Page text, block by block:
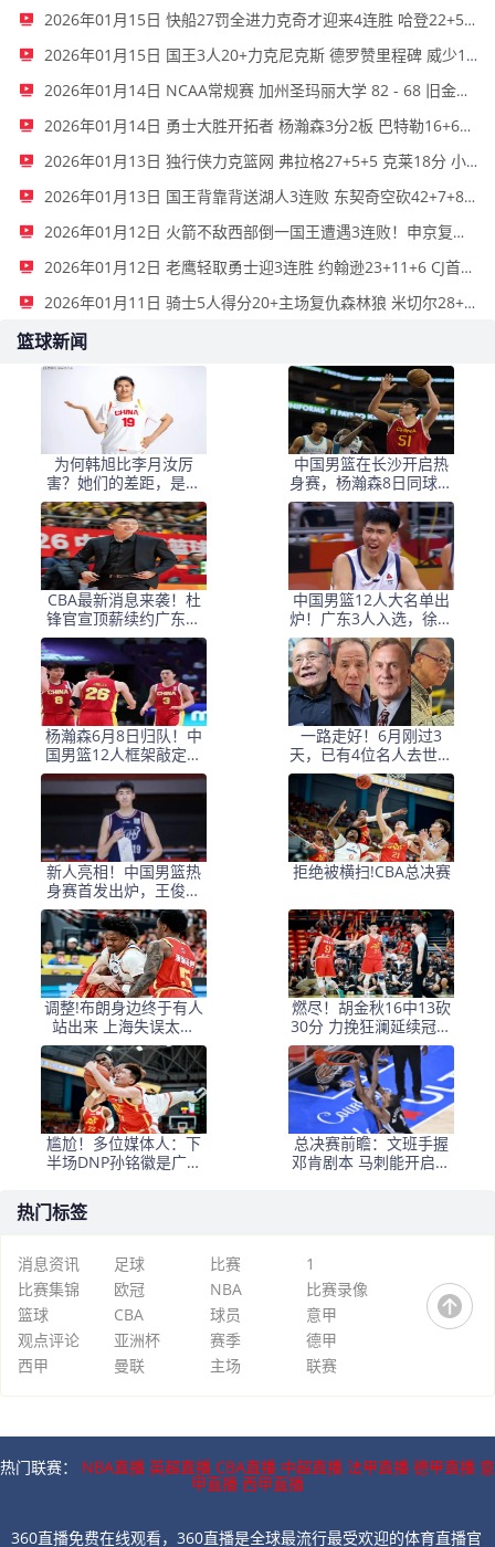
2026年01月15日 快船27罚全进力克奇才迎来4连胜 哈登22+5+8 伦纳德33分4断
2026年01月15日 国王3人20+力克尼克斯 德罗赞里程碑 威少11助 布伦森伤退
2026年01月14日 NCAA常规赛 加州圣玛丽大学 82 - 68 旧金山大学 全场集锦
2026年01月14日 勇士大胜开拓者 杨瀚森3分2板 巴特勒16+6+5 库里9中2送11助
2026年01月13日 独行侠力克篮网 弗拉格27+5+5 克莱18分 小波特28+9
2026年01月13日 国王背靠背送湖人3连败 东契奇空砍42+7+8+4断 威少22+5+7
2026年01月12日 火箭不敌西部倒一国王遭遇3连败！申京复出19+9 阿门31+13+6
2026年01月12日 老鹰轻取勇士迎3连胜 约翰逊23+11+6 CJ首秀12分 库里31+5
2026年01月11日 骑士5人得分20+主场复仇森林狼 米切尔28+8 爱德华兹25+5
篮球新闻
为何韩旭比李月汝厉
害？她们的差距，是张
子宇选秀顺位暴跌的原
因
中国男篮在长沙开启热
身赛，杨瀚森8日同球队
会合
CBA最新消息来袭！杜
锋官宣顶薪续约广东男
篮，杨鸣婉拒执教北控
中国男篮12人大名单出
炉！广东3人入选，徐昕
国家队首秀，胡明轩轮
休
杨瀚森6月8日归队！中
国男篮12人框架敲定，
锋线王牌竟是他？
一路走好！6月刚过3
天，已有4位名人去世，
姚明等人发文悼念
新人亮相！中国男篮热
身赛首发出炉，王俊杰
领衔+徐昕坐镇禁区
拒绝被横扫!CBA总决赛
调整!布朗身边终于有人
站出来 上海失误太多
+犯规困扰
燃尽！胡金秋16中13砍
30分 力挽狂澜延续冠军
悬念
尴尬！多位媒体人：下
半场DNP孙铭徽是广厦
总决赛前瞻：文班手握
邓肯剧本 马刺能开启新
热门标签
消息资讯 足球 比赛
1
比赛集锦
欧冠 NBA
比赛录像
篮球
CBA 球员
意甲
观点评论
亚洲杯 赛季
德甲
西甲
曼联 主场 联赛
热门联赛： NBA直播 英超直播 CBA直播 中超直播 法甲直播 德甲直播 意
甲直播 西甲直播
360直播免费在线观看，360直播是全球最流行最受欢迎的体育直播官